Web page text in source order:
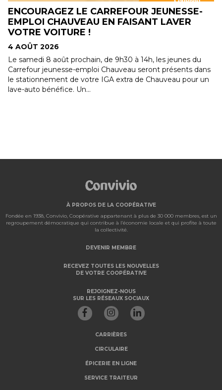
DES TARIFS PRIVILÉGIÉS À LA RONDE POUR
NOS MEMBRES !
4 AOÛT 2026
Nouvel avantage exclusif pour les membres Convivio. La
Ronde offre désormais des tarifs préférentiels à nos 24 000
membres. Accédez à des...
À PROPOS DE LA COOPÉRATIVE
Fondée en 1938, Convivio, Coopérative appartenant à plus de 30 000 membres, est un
regroupement démocratique qui contribue à l’économie locale et qui profite à toute
la collectivité.
DEVENIR MEMBRE
RECEVEZ TOUTES LES NOUVELLES
DE VOTRE COOPÉRATIVE
REJOIGNEZ-NOUS
SUR LES RÉSEAUX SOCIAUX
CARRIÈRES
CIRCULAIRE
ÉPICERIE EN LIGNE
SERVICE TRAITEUR